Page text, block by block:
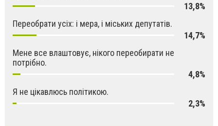
13,8%
Переобрати усіх: і мера, і міських депутатів.
14,7%
Мене все влаштовує, нікого переобирати не
потрібно.
4,8%
Я не цікавлюсь політикою.
2,3%